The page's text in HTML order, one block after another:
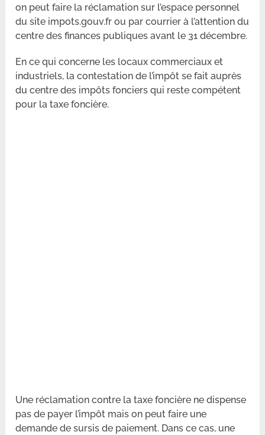
on peut faire la réclamation sur l’espace personnel
du site impots.gouv.fr ou par courrier à l’attention du
centre des finances publiques avant le 31 décembre.
En ce qui concerne les locaux commerciaux et
industriels, la contestation de l’impôt se fait auprès
du centre des impôts fonciers qui reste compétent
pour la taxe foncière.
Une réclamation contre la taxe foncière ne dispense
pas de payer l’impôt mais on peut faire une
demande de sursis de paiement. Dans ce cas, une